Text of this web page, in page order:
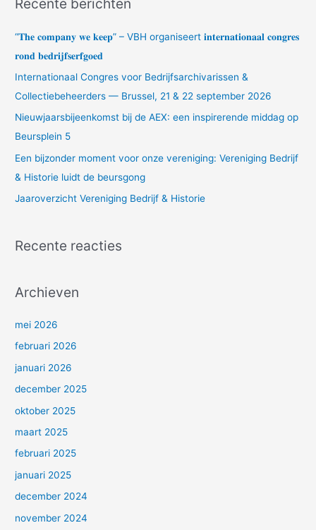
kRecente berichten
“𝐓𝐡𝐞 𝐜𝐨𝐦𝐩𝐚𝐧𝐲 𝐰𝐞 𝐤𝐞𝐞𝐩” – VBH organiseert 𝐢𝐧𝐭𝐞𝐫𝐧𝐚𝐭𝐢𝐨𝐧𝐚𝐚𝐥 𝐜𝐨𝐧𝐠𝐫𝐞𝐬
𝐫𝐨𝐧𝐝 𝐛𝐞𝐝𝐫𝐢𝐣𝐟𝐬𝐞𝐫𝐟𝐠𝐨𝐞𝐝
Internationaal Congres voor Bedrijfsarchivarissen &
Collectiebeheerders — Brussel, 21 & 22 september 2026
Nieuwjaarsbijeenkomst bij de AEX: een inspirerende middag op
Beursplein 5
Een bijzonder moment voor onze vereniging: Vereniging Bedrijf
& Historie luidt de beursgong
Jaaroverzicht Vereniging Bedrijf & Historie
Recente reacties
Archieven
mei 2026
februari 2026
januari 2026
december 2025
oktober 2025
maart 2025
februari 2025
januari 2025
december 2024
november 2024